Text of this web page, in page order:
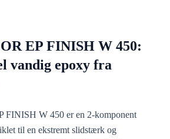
EP FINISH W 450:
vandig epoxy fra
FINISH W 450 er en 2-komponent
til en ekstremt slidstærk og